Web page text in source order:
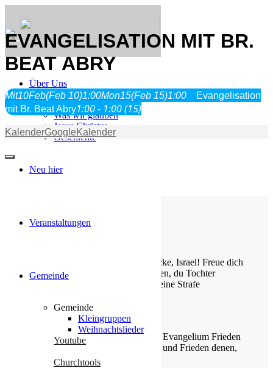
Über Uns
Was wir glauben
Jesus Christus
Geschichte
Neu hier
Veranstaltungen
Gemeinde
Gemeinde
Kleingruppen
Weihnachtslieder
Youtube
Churchtools
EVANGELISATION MIT BR.
BEAT ABRY
Mit10Feb(Feb 10)1:00Mon15(Feb 15)1:00
Evangelisation
mit Br. Beat Abry1:00 - 1:00(15)
KalenderGoogleKalender
Jauchze, du Tochter Zion! Frohlocke, Israel! Freue dich
und sei fröhlich von ganzem Herzen, du Tochter
Jerusalem! Denn der HERR hat deine Strafe
Zefanja 3,14-15
Christus ist gekommen und hat im Evangelium Frieden
verkündigt euch, die ihr fern wart, und Frieden denen,
die nahe waren.